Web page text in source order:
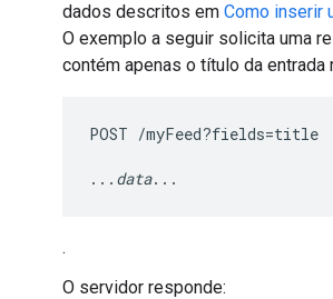
dados descritos em Como inserir
O exemplo a seguir solicita uma
contém apenas o título da entrada
POST /myFeed?fields=title
... data
.
O servidor responde: